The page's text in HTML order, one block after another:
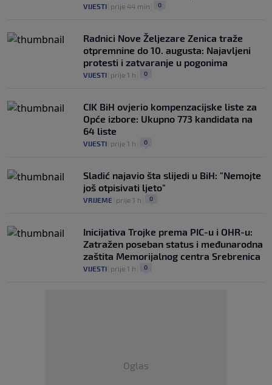
VIJESTI prije 44 min 0
Radnici Nove Željezare Zenica traže
otpremnine do 10. augusta: Najavljeni
protesti i zatvaranje u pogonima
VIJESTI prije 1 h 0
CIK BiH ovjerio kompenzacijske liste za
Opće izbore: Ukupno 773 kandidata na
64 liste
VIJESTI prije 1 h 0
Sladić najavio šta slijedi u BiH: "Nemojte
još otpisivati ljeto"
VRIJEME prije 1 h 0
Inicijativa Trojke prema PIC-u i OHR-u:
Zatražen poseban status i međunarodna
zaštita Memorijalnog centra Srebrenica
VIJESTI prije 1 h 0
Oglas